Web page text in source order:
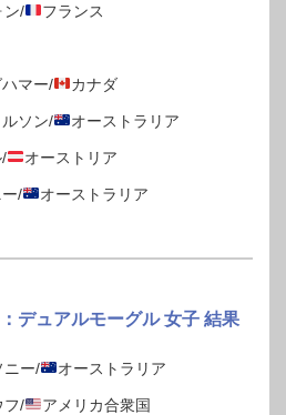
ン/ フランス
マー/ カナダ
ソン/ オーストラリア
オーストリア
/ オーストラリア
デュアルモーグル 女子 結果
ニー/ オーストラリア
フ/ アメリカ合衆国